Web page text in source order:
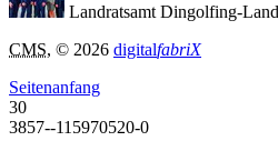
Landratsamt Dingolfing-
CMS, © 2026 digitalfabriX
Seitenanfang
30
3857--115970520-0